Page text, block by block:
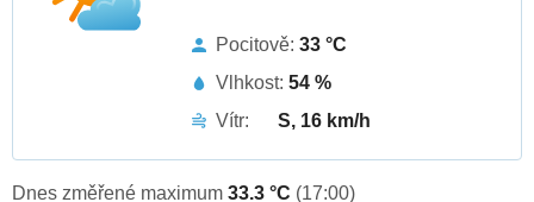
Pocitově: 33 °C
Vlhkost: 54 %
Vítr:
S, 16 km/h
Dnes změřené maximum 33.3 °C (17:00)